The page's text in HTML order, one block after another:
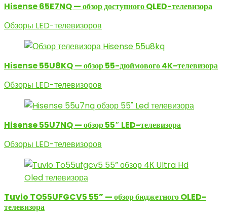
Hisense 65E7NQ — обзор доступного QLED-телевизора
Обзоры LED-телевизоров
Hisense 55U8KQ — обзор 55-дюймового 4K-телевизора
Обзоры LED-телевизоров
Hisense 55U7NQ — обзор 55″ LED-телевизора
Обзоры LED-телевизоров
Tuvio TO55UFGCV5 55” — обзор бюджетного OLED-
телевизора